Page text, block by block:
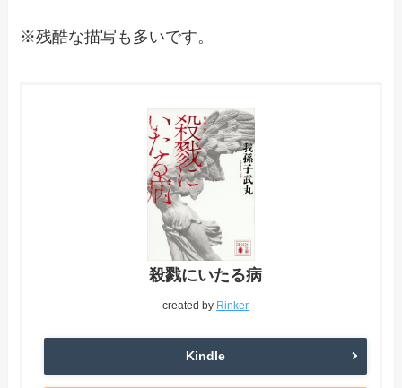
※残酷な描写も多いです。
殺戮にいたる病
created by Rinker
Kindle